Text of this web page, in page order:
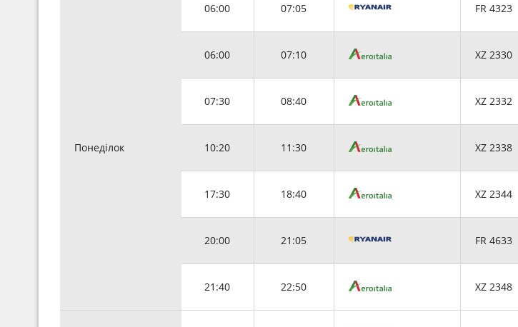
Понеділок
06:00 07:05 FR 4323
06:00 07:10 XZ 2330
07:30 08:40 XZ 2332
10:20 11:30 XZ 2338
17:30 18:40 XZ 2344
20:00 21:05 FR 4633
21:40 22:50 XZ 2348